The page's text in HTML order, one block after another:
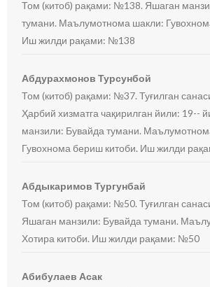
Том (китоб) рақами: №138. Яшаган
тумани. Маълумотнома шакли:
Иш жилди рақами: №138
Абдурахмонов Турсунбой
Том (китоб) рақами: №37. Туғилган
Ҳарбий хизматга чақирилган йили: 19--
манзили: Бувайда тумани.
Гувохнома бериш китоби. Иш жилди
Абдыкаримов Тургунбай
Том (китоб) рақами: №50. Туғилган
Яшаган манзили: Бувайда тумани.
Хотира китоби. Иш жилди рақами: №50
Абибулаев Асак